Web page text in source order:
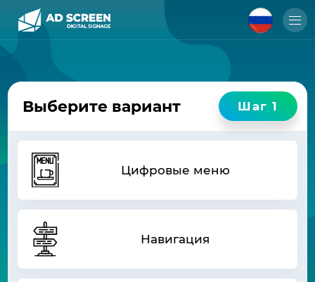
Выберите вариант Шаг 1
Цифровые меню
Навигация